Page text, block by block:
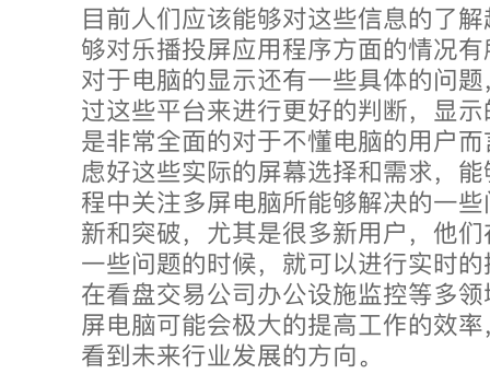
目前人们应该能够对这些信息的了
够对乐播投屏应用程序方面的情况
对于电脑的显示还有一些具体的问
过这些平台来进行更好的判断，显
是非常全面的对于不懂电脑的用户
虑好这些实际的屏幕选择和需求，
程中关注多屏电脑所能够解决的一
新和突破，尤其是很多新用户，他
一些问题的时候，就可以进行实时
在看盘交易公司办公设施监控等多
屏电脑可能会极大的提高工作的效
看到未来行业发展的方向。